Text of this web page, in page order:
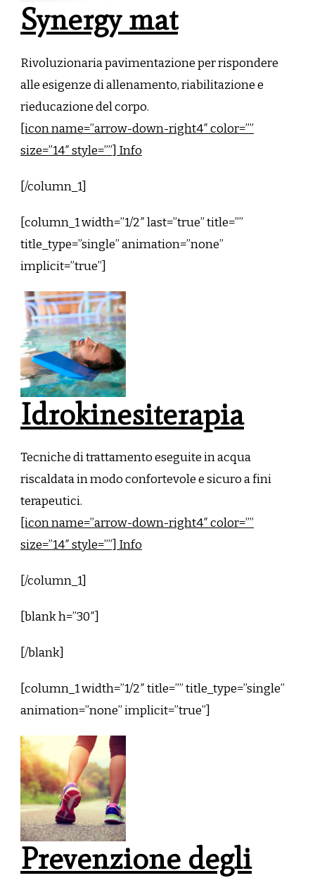
Synergy mat
Rivoluzionaria pavimentazione per rispondere
alle esigenze di allenamento, riabilitazione e
rieducazione del corpo.
[icon name=”arrow-down-right4″ color=””
size=”14″ style=””] Info
[/column_1]
[column_1 width=”1/2″ last=”true” title=””
title_type=”single” animation=”none”
implicit=”true”]
Idrokinesiterapia
Tecniche di trattamento eseguite in acqua
riscaldata in modo confortevole e sicuro a fini
terapeutici.
[icon name=”arrow-down-right4″ color=””
size=”14″ style=””] Info
[/column_1]
[blank h=”30″]
[/blank]
[column_1 width=”1/2″ title=”” title_type=”single”
animation=”none” implicit=”true”]
Prevenzione degli